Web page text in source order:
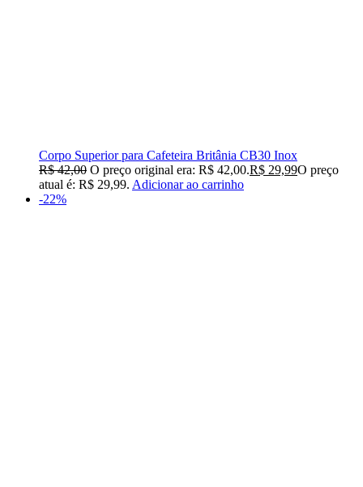
Corpo Superior para Cafeteira Britânia CB30 Inox
R$42,00 O preço original era: R$ 42,00.R$ 29,99O preço
atual é: R$ 29,99. Adicionar ao carrinho
-22%